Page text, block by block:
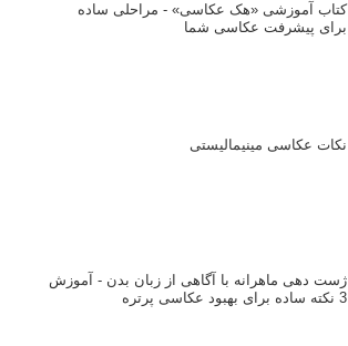
کتاب آموزشی «هک عکاسی» - مراحلی ساده
برای پیشرفت عکاسی شما
نکات عکاسی مینیمالیستی
ژست دهی ماهرانه با آگاهی از زبان بدن - آموزش
3 نکته ساده برای بهبود عکاسی پرتره